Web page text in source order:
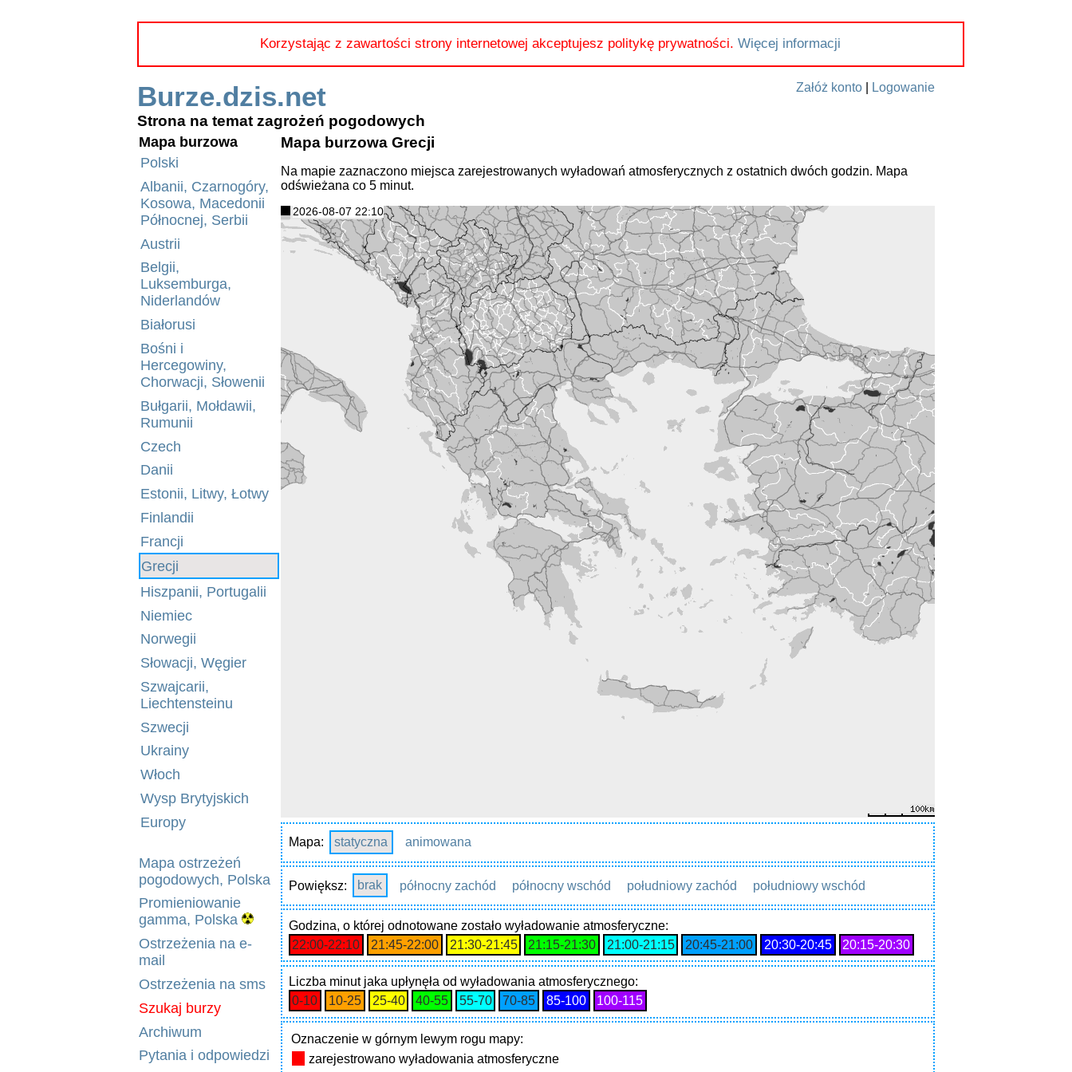
Korzystając z zawartości strony internetowej akceptujesz politykę prywatności.Więcej informacji
Burze.dzis.net
Strona na temat zagrożeń pogodowych
Załóż konto Logowanie
Mapa burzowa
Polski
Albanii, Czarnogóry,
Kosowa, Macedonii
Północnej, Serbii
Austrii
Belgii,
Luksemburga,
Niderlandów
Białorusi
Bośni i
Hercegowiny,
Chorwacji, Słowenii
Bułgarii, Mołdawii,
Rumunii
Czech
Danii
Estonii, Litwy, Łotwy
Finlandii
Francji
Grecji
Hiszpanii, Portugalii
Niemiec
Norwegii
Słowacji, Węgier
Szwajcarii,
Liechtensteinu
Szwecji
Ukrainy
Włoch
Wysp Brytyjskich
Europy
Mapa ostrzeżeń
pogodowych, Polska
Promieniowanie
gamma, Polska
Ostrzeżenia na e-
mail
Ostrzeżenia na sms
Szukaj burzy
Archiwum
Pytania i odpowiedzi
Mapa burzowa Grecji
Na mapie zaznaczono miejsca zarejestrowanych wyładowań atmosferycznych z ostatnich dwóch godzin. Mapa
odświeżana co 5 minut.
2026-08-07 22:10
Mapa: statyczna animowana
Powiększ: brak północny zachód północny wschód południowy zachód południowy wschód
Godzina, o której odnotowane zostało wyładowanie atmosferyczne:
22:00‑22:10
21:45‑22:00 21:30‑21:45 21:15‑21:30 21:00‑21:15 20:45‑21:00 20:30‑20:45 20:15‑20:30
Liczba minut jaka upłynęła od wyładowania atmosferycznego:
0‑10
10‑25 25‑40 40‑55 55‑70 70‑85 85‑100 100‑115
Oznaczenie w górnym lewym rogu mapy:
zarejestrowano wyładowania atmosferyczne